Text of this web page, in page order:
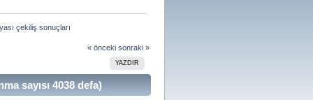
çekiliş sonuçları
« önceki sonraki »
YAZDIR
sayısı 4038 defa)